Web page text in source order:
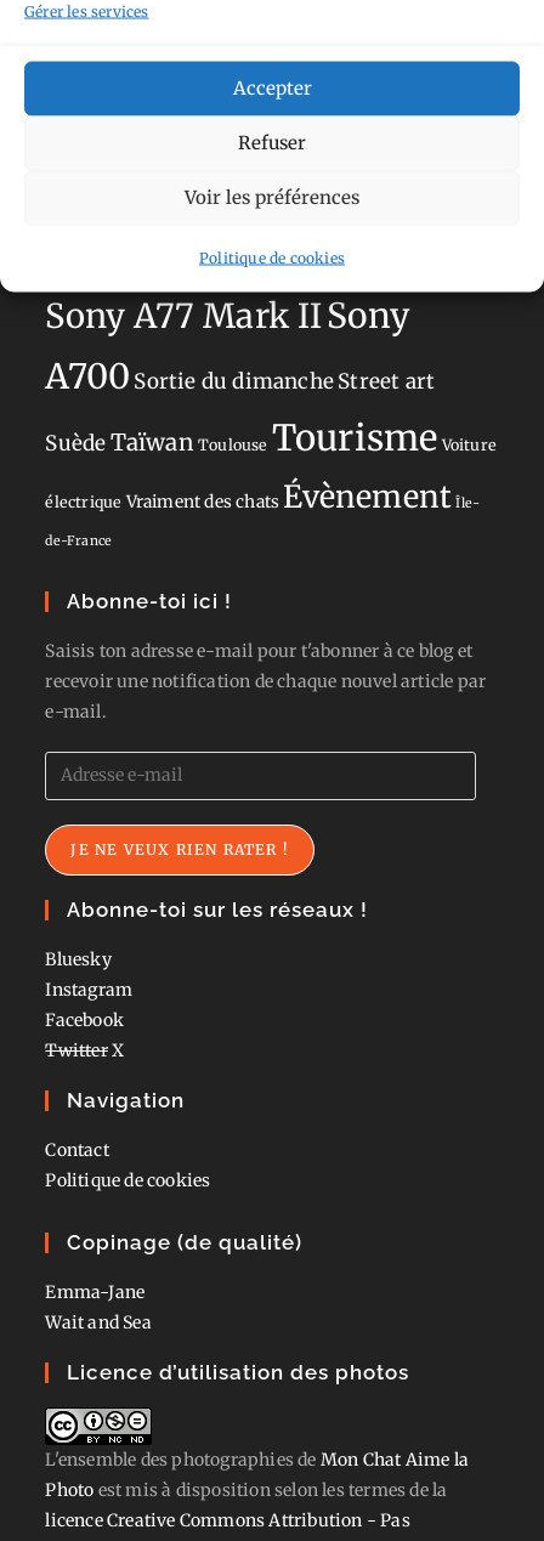
Gérer les services
Accepter
Refuser
Voir les préférences
Politique de cookies
perchéCircuit
Academy JaponJournées
du patrimoineLa DéfenseNormandieNorvège
Olympus OM-D E-M5
Paris
Sans adresseSavoie
Sony A77 Mark IISony
A700 Sortie du dimancheStreet art
SuèdeTaïwan Toulouse Tourisme Voiture
électrique Vraiment des chats Évènement Île-
de-France
Abonne-toi ici !
Saisis ton adresse e-mail pour t'abonner à ce blog et
recevoir une notification de chaque nouvel article par
e-mail.
Adresse
e-
mail
JE NE VEUX RIEN RATER !
Abonne-toi sur les réseaux !
Bluesky
Instagram
Facebook
TwitterX
Navigation
Contact
Politique de cookies
Copinage (de qualité)
Emma-Jane
Wait and Sea
Licence d’utilisation des photos
L'ensemble des photographiesde Mon Chat Aime la
Photo est mis à disposition selon les termes de la
licence Creative Commons Attribution - Pas